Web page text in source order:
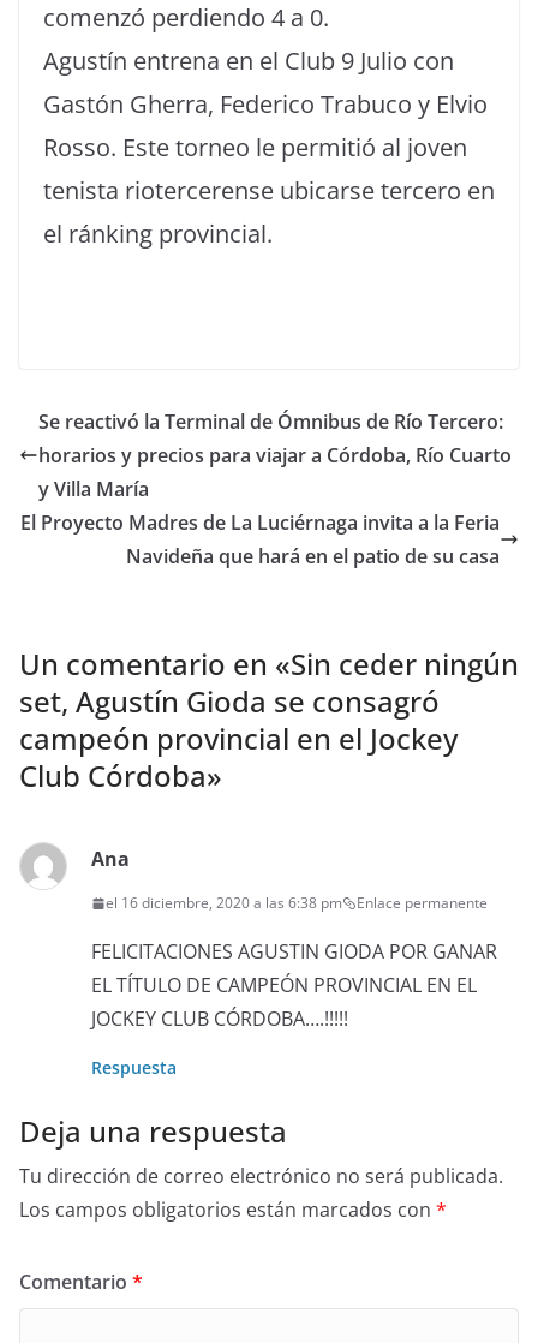
comenzó perdiendo 4 a 0.
Agustín entrena en el Club 9 Julio con
Gastón Gherra, Federico Trabuco y Elvio
Rosso. Este torneo le permitió al joven
tenista riotercerense ubicarse tercero en
el ránking provincial.
Se reactivó la Terminal de Ómnibus de Río Tercero:
horarios y precios para viajar a Córdoba, Río Cuarto
y Villa María
El Proyecto Madres de La Luciérnaga invita a la Feria
Navideña que hará en el patio de su casa
Un comentario en «Sin ceder ningún
set, Agustín Gioda se consagró
campeón provincial en el Jockey
Club Córdoba»
Ana
el 16 diciembre, 2020 a las 6:38 pm Enlace permanente
FELICITACIONES AGUSTIN GIODA POR GANAR
EL TÍTULO DE CAMPEÓN PROVINCIAL EN EL
JOCKEY CLUB CÓRDOBA….!!!!!
Respuesta
Deja una respuesta
Tu dirección de correo electrónico no será publicada.
Los campos obligatorios están marcados con *
Comentario *